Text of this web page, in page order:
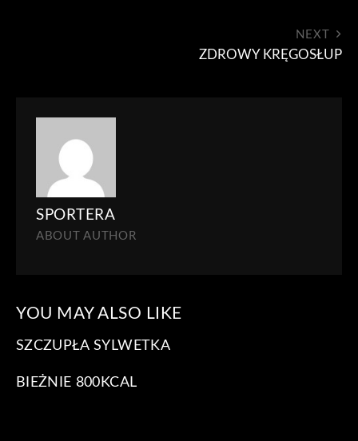
NEXT
ZDROWY KRĘGOSŁUP
SPORTERA
ABOUT AUTHOR
YOU MAY ALSO LIKE
SZCZUPŁA SYLWETKA
BIEŻNIE 800KCAL